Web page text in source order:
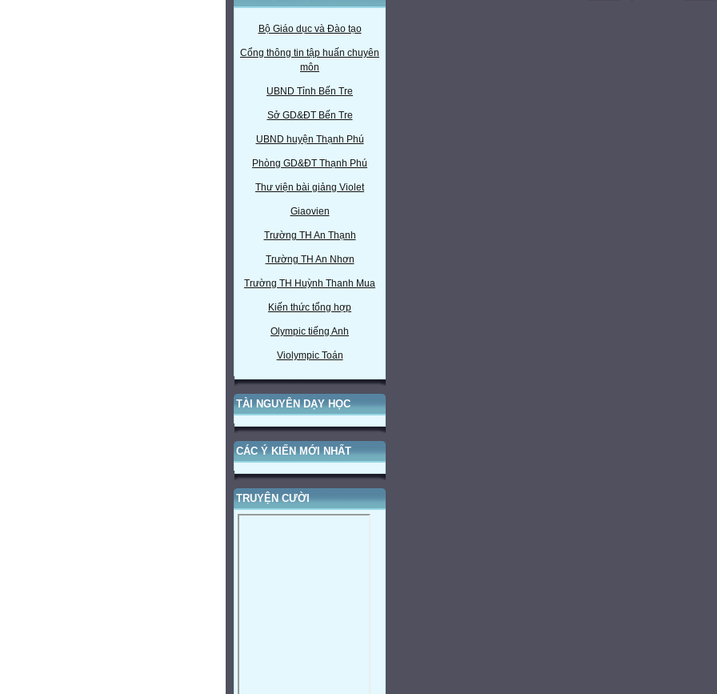
Bộ Giáo dục và Đào tạo
Cổng thông tin tập huấn chuyên
môn
UBND Tỉnh Bến Tre
Sở GD&ĐT Bến Tre
UBND huyện Thạnh Phú
Phòng GD&ĐT Thạnh Phú
Thư viện bài giảng Violet
Giaovien
Trường TH An Thạnh
Trường TH An Nhơn
Trường TH Huỳnh Thanh Mua
Kiến thức tổng hợp
Olympic tiếng Anh
Violympic Toán
TÀI NGUYÊN DẠY HỌC
CÁC Ý KIẾN MỚI NHẤT
TRUYỆN CƯỜI